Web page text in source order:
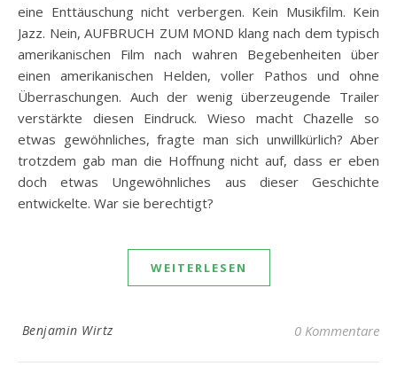
eine Enttäuschung nicht verbergen. Kein Musikfilm. Kein
Jazz. Nein, AUFBRUCH ZUM MOND klang nach dem typisch
amerikanischen Film nach wahren Begebenheiten über
einen amerikanischen Helden, voller Pathos und ohne
Überraschungen. Auch der wenig überzeugende Trailer
verstärkte diesen Eindruck. Wieso macht Chazelle so
etwas gewöhnliches, fragte man sich unwillkürlich? Aber
trotzdem gab man die Hoffnung nicht auf, dass er eben
doch etwas Ungewöhnliches aus dieser Geschichte
entwickelte. War sie berechtigt?
WEITERLESEN
Benjamin Wirtz 0 Kommentare